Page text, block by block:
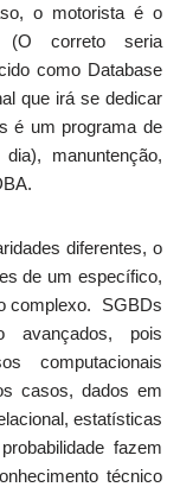
o motorista é o
(O correto seria
como Database
que irá se dedicar
é um programa de
manuntenção,
diferentes, o
de um específico,
complexo. SGBDs
avançados, pois
computacionais
casos, dados em
estatísticas
fazem
técnico